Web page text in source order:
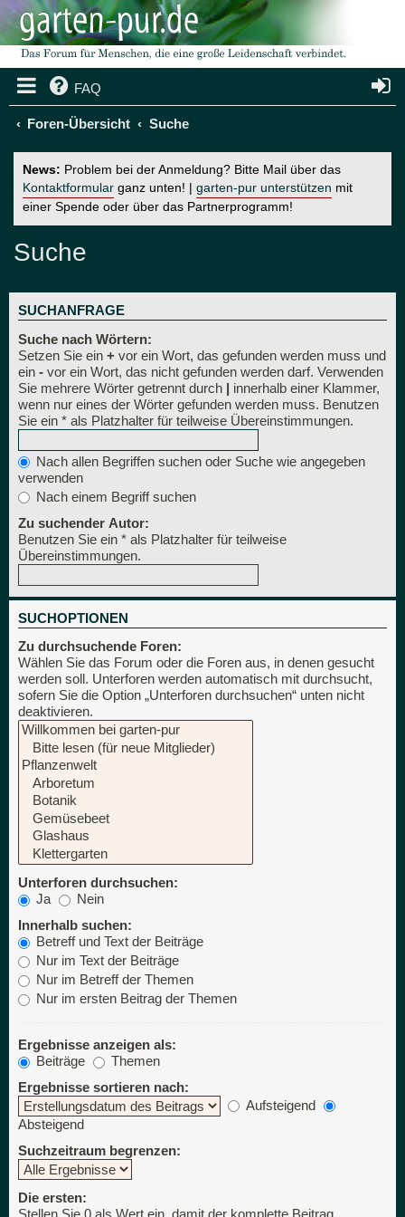
FAQ
Foren-Übersicht Suche
News: Problem bei der Anmeldung? Bitte Mail über das
Kontaktformular ganz unten! | garten-pur unterstützen mit
einer Spende oder über das Partnerprogramm!
Suche
SUCHANFRAGE
Suche nach Wörtern:
Setzen Sie ein + vor ein Wort, das gefunden werden muss und
ein - vor ein Wort, das nicht gefunden werden darf. Verwenden
Sie mehrere Wörter getrennt durch | innerhalb einer Klammer,
wenn nur eines der Wörter gefunden werden muss. Benutzen
Sie ein * als Platzhalter für teilweise Übereinstimmungen.
Nach allen Begriffen suchen oder Suche wie angegeben
verwenden
Nach einem Begriff suchen
Zu suchender Autor:
Benutzen Sie ein * als Platzhalter für teilweise
Übereinstimmungen.
SUCHOPTIONEN
Zu durchsuchende Foren:
Wählen Sie das Forum oder die Foren aus, in denen gesucht
werden soll. Unterforen werden automatisch mit durchsucht,
sofern Sie die Option „Unterforen durchsuchen“ unten nicht
deaktivieren.
Unterforen durchsuchen:
Ja
Nein
Innerhalb suchen:
Betreff und Text der Beiträge
Nur im Text der Beiträge
Nur im Betreff der Themen
Nur im ersten Beitrag der Themen
Ergebnisse anzeigen als:
Beiträge
Themen
Ergebnisse sortieren nach:
Aufsteigend
Absteigend
Suchzeitraum begrenzen:
Die ersten: